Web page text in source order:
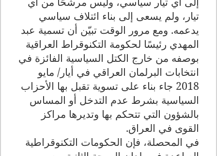
تيار، ولم يسعى إلى بناء ائتلاف سياسي
يدعمه. ومع مرور الوقت تبيّن أن تسمية عبد
المهدي رئيسًا لحكومة التكنوقراط العراقية
بوصفه من خارج الكتل السياسية الفائزة في
انتخابات البرلمان العراقي في أيار/ مايو
2018 جاء بناء على تسوية تقبل بها الأحزاب
السياسية بشرط عدم التدخل أو المساس
بالشؤون التي تتحكم بها وتديرها مراكز
القوى في العراق.
في المحصلة، فإن الحكومات التكنوقراطية